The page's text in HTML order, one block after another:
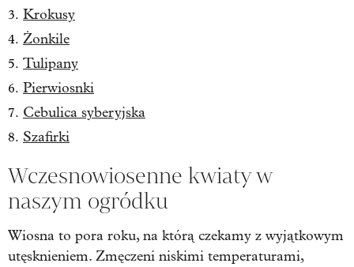
Krokusy
Żonkile
Tulipany
Pierwiosnki
Cebulica syberyjska
Szafirki
Wczesnowiosenne kwiaty w
naszym ogródku
Wiosna to pora roku, na którą czekamy z wyjątkowym
utęsknieniem. Zmęczeni niskimi temperaturami,